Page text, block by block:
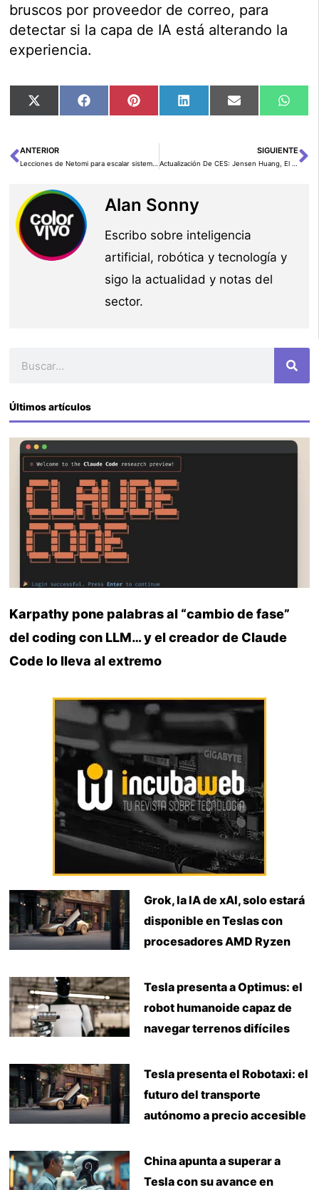
bruscos por proveedor de correo, para
detectar si la capa de IA está alterando la
experiencia.
Compartir
en
X
Compartir
en
FacebookCompartir
en
PinterestCompartir
en
LinkedInCompartir
en
Email
en
Ant
ANTERIOR SIGUIENTE
Alan Sonny
Escribo sobre inteligencia
artificial, robótica y tecnología y
sigo la actualidad y notas del
sector.
Últimos artículos
Karpathy pone palabras al “cambio de fase”
del coding con LLM… y el creador de Claude
Code lo lleva al extremo
Grok, la IA de xAI, solo estará
disponible en Teslas con
procesadores AMD Ryzen
Tesla presenta a Optimus: el
robot humanoide capaz de
navegar terrenos difíciles
Tesla presenta el Robotaxi: el
futuro del transporte
autónomo a precio accesible
China apunta a superar a
Tesla con su avance en